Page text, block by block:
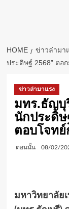
HOME ข่าวล่ามา
ประดิษฐ์ 2568” ตอ
ข่าวล่ามาแรง
มทร.ธัญบุ
นักประดิษ
ตอบโจท
ตอนนั้น 08/02/
มหาวิทยาลัย